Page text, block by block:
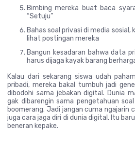
Bimbing mereka buat baca
“Setuju”
Bahas soal privasi di media sosial,
lihat postingan mereka
Bangun kesadaran bahwa data
harus dijaga kayak barang
Kalau dari sekarang siswa udah
pribadi, mereka bakal tumbuh jadi
dibodohi sama jebakan digital. Dunia
gak dibarengin sama pengetahuan
boomerang. Jadi jangan cuma ngajarin
juga cara jaga diri di dunia digital. Itu
beneran kepake.